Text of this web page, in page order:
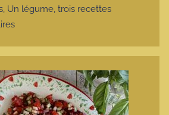
t
, Un légume, trois recettes